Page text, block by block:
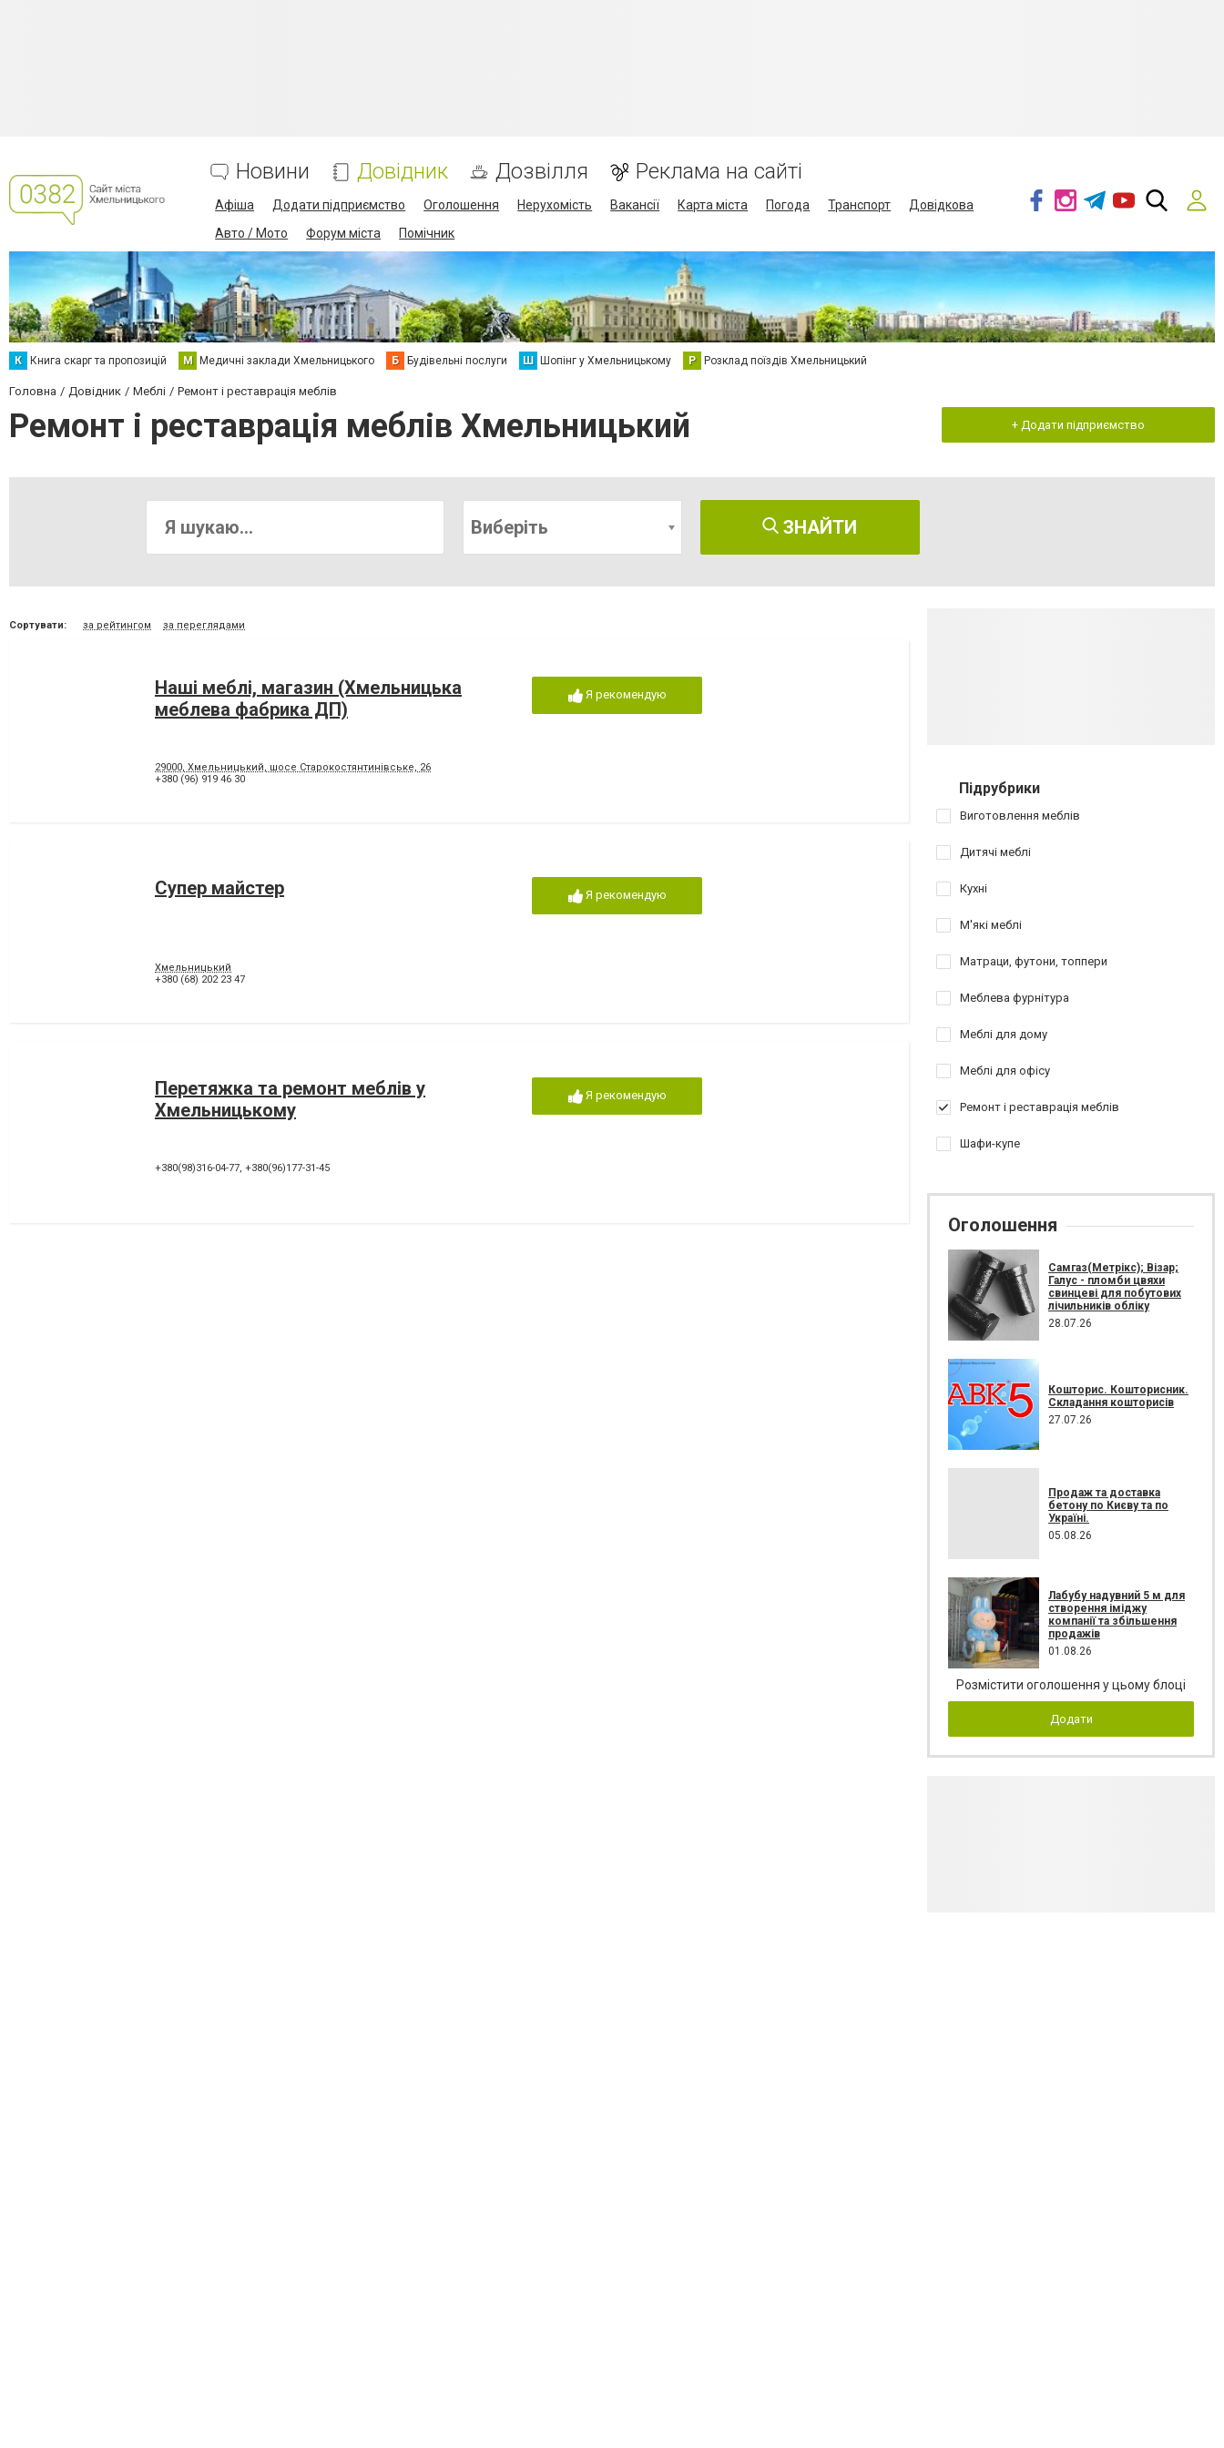
Новини Довідник Дозвілля Реклама на сайті
Афіша Додати підприємство Оголошення Нерухомість Вакансії Карта міста Погода Транспорт
Довідкова
Авто / Мото
Форум міста Помічник
К Книга скарг та пропозицій М Медичні заклади Хмельницького Б Будівельні послуги Ш Шопінг у Хмельницькому Р Розклад поїздів Хмельницький
Головна Довідник Меблі Ремонт і реставрація меблів
Ремонт і реставрація меблів Хмельницький + Додати підприємство
Виберіть ЗНАЙТИ
Сортувати: за рейтингом за переглядами
Наші меблі, магазин (Хмельницька
меблева фабрика ДП)
29000, Хмельницький, шосе Старокостянтинівське, 26
+380 (96) 919 46 30
Я рекомендую
Супер майстер
Хмельницький
+380 (68) 202 23 47
Я рекомендую
Перетяжка та ремонт меблів у
Хмельницькому
+380(98)316-04-77, +380(96)177-31-45
Я рекомендую
Підрубрики
Виготовлення меблів
Дитячі меблі
Кухні
М'які меблі
Матраци, футони, топпери
Меблева фурнітура
Меблі для дому
Меблі для офісу
Ремонт і реставрація меблів
Шафи-купе
Оголошення
Самгаз(Метрікс); Візар;
Галус - пломби цвяхи
свинцеві для побутових
лічильників обліку
28.07.26
Кошторис. Кошторисник.
Складання кошторисів
27.07.26
Продаж та доставка
бетону по Києву та по
Україні.
05.08.26
Лабубу надувний 5 м для
створення іміджу
компанії та збільшення
продажів
01.08.26
Розмістити оголошення у цьому блоці
Додати